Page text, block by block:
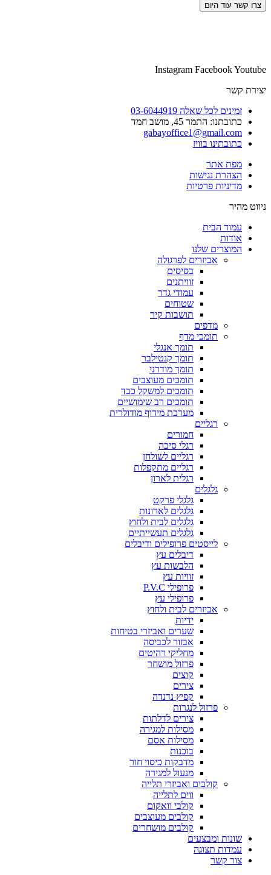
צרו קשר עוד היום
Instagram FacebookYoutube
יצירת קשר
זמינים לכל שאלה 03-6044919
כתובתנו: התמר 45, מושב חמד​
gabayoffice1@gmail.com
כתובתינו בוויז
מפת אתר
הצהרת נגישות
מדיניות פרטיות
ניווט מהיר
עמוד הבית
אודות
המוצרים שלנו
אביזרים לפרגולה
בסיסים
זוויתנים
עמודי גדר
שטוחים
תושבות קיר
מדפים
תומכי מדף
תומך אנגלי
תומך קנטילבר
תומך מודרני
תומכים מעוצבים
תומכים למשקל כבד
תומכים רב שימושיים
מערכת מידוף מודולרית
רגליים
חמורים
רגלי סיכה
רגליים לשולחן
רגליים מתקפלות
רגלית לארון
גלגלים
גלגלי פרקט
גלגלים לארונות
גלגלים לבית ולחוץ
גלגלים תעשייתיים
לייסטים פרופילים ודיבלים
דיבלים עץ
הלבשות עץ
זוויות עץ
פרופילי P.V.C
פרופילי עץ
אביזרים לבית ולחוץ
ידיות
שערים ואביזרי בטיחות
אבזור לכביסה
מחליקי רהיטים
פרזול מושחר
קוצים
צירים
קפיץ נדנדה
פרזול לנגרות
צירים לדלתות
מסילות למגירה
מסילות אסם
בוכנות
מדבקות כיסוי חור
מנעול למגירה
קולבים ואביזרי תלייה
ווים לתלייה
קולבי וואקום
קולבים מעוצבים
קולבים מושחרים
שונות ומבצעים
עמדות תצוגה
צור קשר